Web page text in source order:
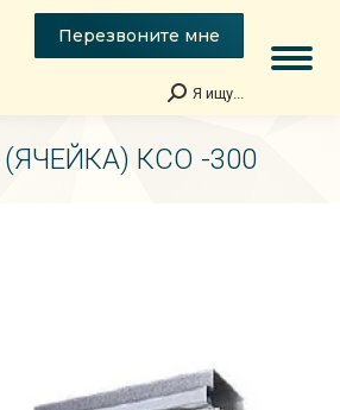
Перезвоните мне
Поиск:
Я ищу...
КСО -300